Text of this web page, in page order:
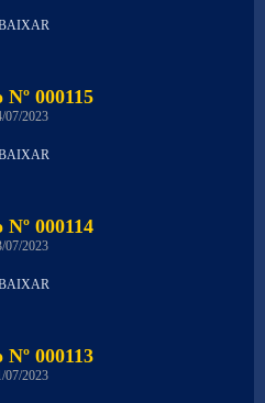
Nº 000115
07/2023
Nº 000114
07/2023
Nº 000113
07/2023